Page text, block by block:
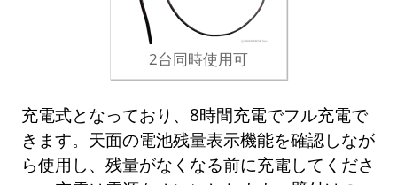
2台同時使用可
充電式となっており、8時間充電でフル充電で
きます。天面の電池残量表示機能を確認しなが
ら使用し、残量がなくなる前に充電してくださ